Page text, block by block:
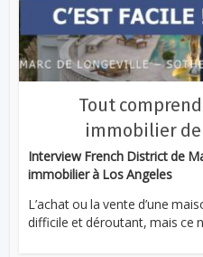
Tout
immobilier de
Interview French District de
immobilier à Los Angeles
L’achat ou la vente d’une
difficile et déroutant, mais ce